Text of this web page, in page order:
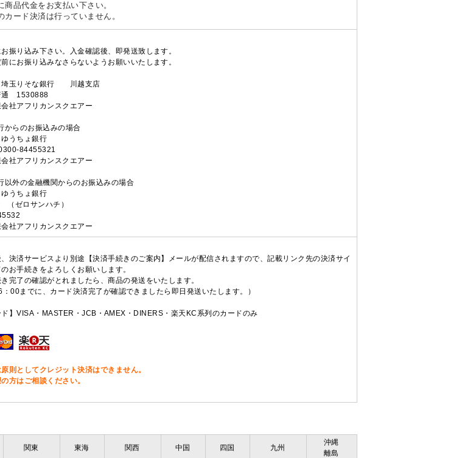
商品代金をお支払い下さい。
カード決済は行っていません。
振り込み下さい。入金確認後、即発送致します。
にお振り込みなさらないようお願いいたします。
玉りそな銀行 川越支店
通 1530888
社アフリカンスクエアー
からのお振込みの場合
うちょ銀行
84455321
社アフリカンスクエアー
以外の金融機関からのお振込みの場合
うちょ銀行
ゼロサンハチ）
社アフリカンスクエアー
決済サービスより別途【決済手続きのご案内】メールが配信されますので、記載リンク先の決済サイ
のお手続きをよろしくお願いします。
完了の確認がとれましたら、商品の発送をいたします。
：00までに、カード決済完了が確認できましたら即日発送いたします。）
ド】VISA・MASTER・JCB・AMEX・DINERS・楽天KC系列のカードのみ
則としてクレジット決済はできません。
方はご相談ください。
関東 東海 関西 中国 四国 九州
沖縄
離島